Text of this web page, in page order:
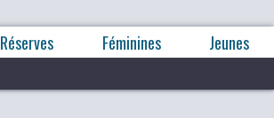
Réserves Féminines Jeunes